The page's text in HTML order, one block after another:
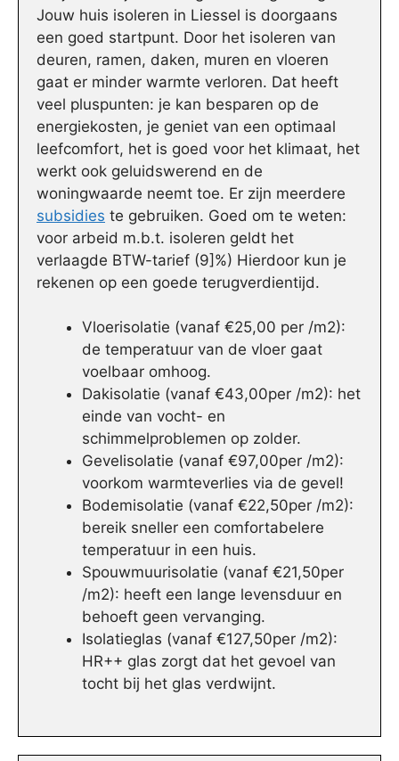
Jouw huis isoleren in Liessel is doorgaans
een goed startpunt. Door het isoleren van
deuren, ramen, daken, muren en vloeren
gaat er minder warmte verloren. Dat heeft
veel pluspunten: je kan besparen op de
energiekosten, je geniet van een optimaal
leefcomfort, het is goed voor het klimaat, het
werkt ook geluidswerend en de
woningwaarde neemt toe. Er zijn meerdere
subsidies te gebruiken. Goed om te weten:
voor arbeid m.b.t. isoleren geldt het
verlaagde BTW-tarief (9]%) Hierdoor kun je
rekenen op een goede terugverdientijd.
Vloerisolatie (vanaf €25,00 per /m2):
de temperatuur van de vloer gaat
voelbaar omhoog.
Dakisolatie (vanaf €43,00per /m2): het
einde van vocht- en
schimmelproblemen op zolder.
Gevelisolatie (vanaf €97,00per /m2):
voorkom warmteverlies via de gevel!
Bodemisolatie (vanaf €22,50per /m2):
bereik sneller een comfortabelere
temperatuur in een huis.
Spouwmuurisolatie (vanaf €21,50per
/m2): heeft een lange levensduur en
behoeft geen vervanging.
Isolatieglas (vanaf €127,50per /m2):
HR++ glas zorgt dat het gevoel van
tocht bij het glas verdwijnt.